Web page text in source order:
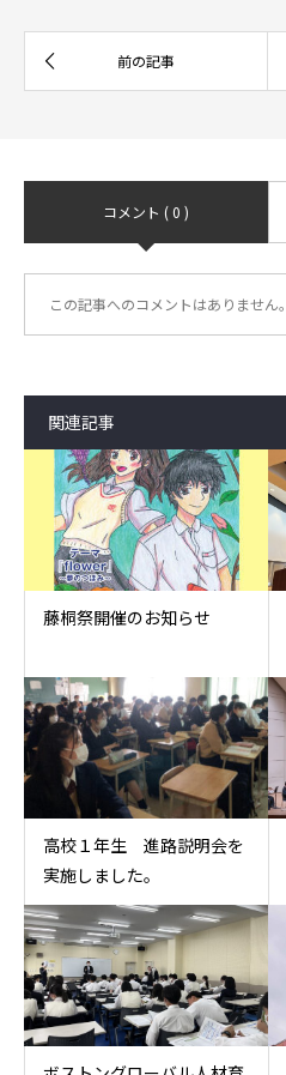
コメント ( 0 )
この記事へのコメントはありません。
関連記事
藤桐祭開催のお知らせ
高校１年生 進路説明会を
実施しました。